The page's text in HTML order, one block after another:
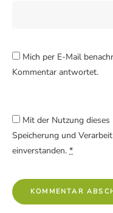
Mich per E-Mail
Kommentar antwortet.
Mit der Nutzung
Speicherung und
einverstanden. *